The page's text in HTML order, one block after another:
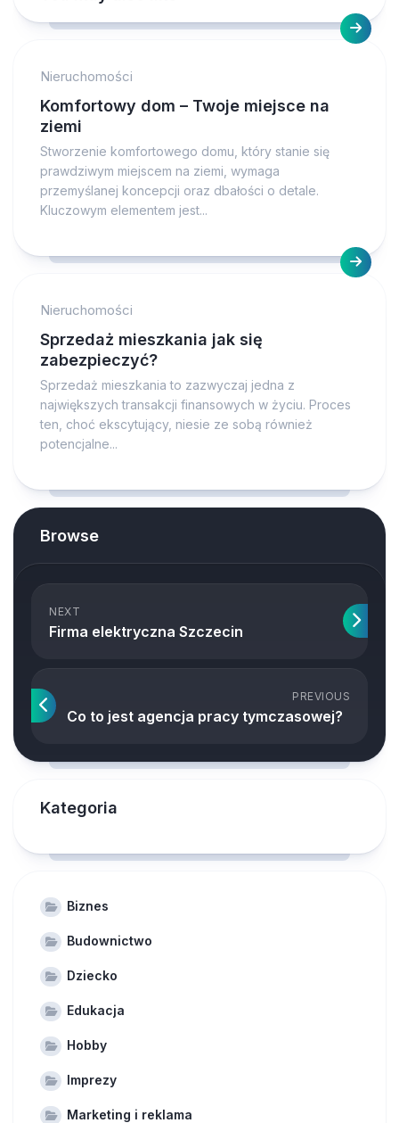
Nieruchomości
Komfortowy dom – Twoje miejsce na
ziemi
Stworzenie komfortowego domu, który stanie się
prawdziwym miejscem na ziemi, wymaga
przemyślanej koncepcji oraz dbałości o detale.
Kluczowym elementem jest...
Nieruchomości
Sprzedaż mieszkania jak się
zabezpieczyć?
Sprzedaż mieszkania to zazwyczaj jedna z
największych transakcji finansowych w życiu. Proces
ten, choć ekscytujący, niesie ze sobą również
potencjalne...
Browse
NEXT
Firma elektryczna Szczecin
PREVIOUS
Co to jest agencja pracy tymczasowej?
Kategoria
Biznes
Budownictwo
Dziecko
Edukacja
Hobby
Imprezy
Marketing i reklama